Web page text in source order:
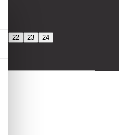
22 23 24